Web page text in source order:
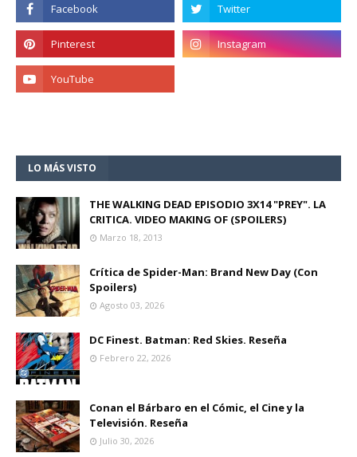
LO MÁS VISTO
THE WALKING DEAD EPISODIO 3X14 "PREY". LA
CRITICA. VIDEO MAKING OF (SPOILERS)
Marzo 18, 2013
Crítica de Spider-Man: Brand New Day (Con
Spoilers)
Agosto 03, 2026
DC Finest. Batman: Red Skies. Reseña
Febrero 22, 2026
Conan el Bárbaro en el Cómic, el Cine y la
Televisión. Reseña
Julio 30, 2026